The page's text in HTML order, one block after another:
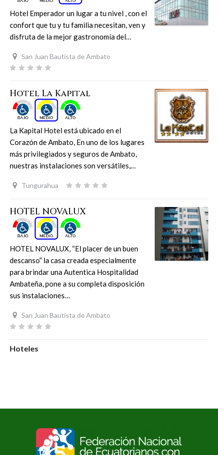
Hotel Emperador un lugar a tu nivel , con el
confort que tu y tu familia necesitan, ven y
disfruta de la mejor gastronomía del…
San Juan Bautista de Ambato
Hotel La Kapital
La Kapital Hotel está ubicado en el
Corazón de Ambato, En uno de los lugares
más privilegiados y seguros de Ambato,
nuestras instalaciones son versátiles,…
Tungurahua
HOTEL NOVALUX
HOTEL NOVALUX, “El placer de un buen
descanso” la casa creada especialmente
para brindar una Autentica Hospitalidad
Ambateña, pone a su completa disposición
sus instalaciones…
San Juan Bautista de Ambato
Hoteles